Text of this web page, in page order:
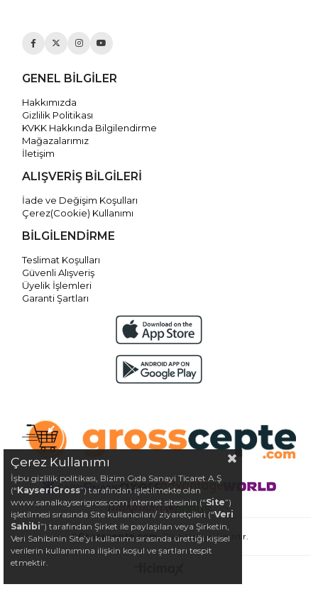
GENEL BİLGİLER
Hakkımızda
Gizlilik Politikası
KVKK Hakkında Bilgilendirme
Mağazalarımız
İletişim
ALIŞVERİŞ BİLGİLERİ
İade ve Değişim Koşulları
Çerez(Cookie) Kullanımı
BİLGİLENDİRME
Teslimat Koşulları
Güvenli Alışveriş
Üyelik İşlemleri
Garanti Şartları
©Grosscepte.com- Tüm Hakları Saklıdır.
Çerez Kullanımı
İşbu gizlilik politikası, Bizim Gıda Sanayi Ticaret A.Ş
(“KayseriGross”) tarafından işletilmekte olan
www.sanalkayserigross.com internet sitesinin (“Site”)
işletilmesi sırasında Site kullanıcıları/ ziyaretçileri (“Veri
Sahibi”) tarafından Şirket ile paylaşılan veya Şirketin,
Veri Sahibinin Site’yi kullanımı sırasında ürettiği kişisel
verilerin kullanımına ilişkin koşul ve şartları tespit
etmektir.